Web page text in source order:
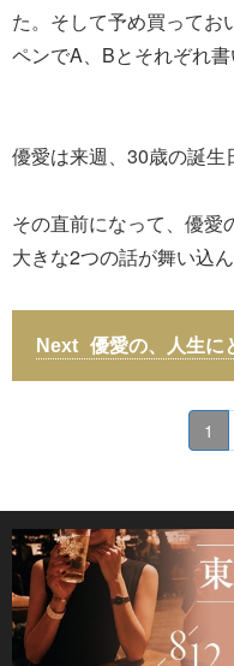
た。そして予め買ってお
ペンでA、Bとそれぞれ書
優愛は来週、30歳の誕生
その直前になって、優愛
大きな2つの話が舞い込ん
優愛の、人生に
1